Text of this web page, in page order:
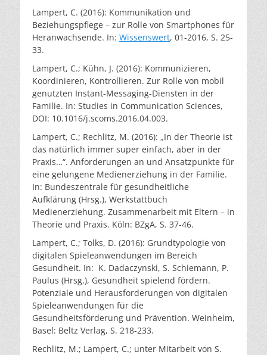
Lampert, C. (2016): Kommunikation und
Beziehungspflege – zur Rolle von Smartphones für
Heranwachsende. In: Wissenswert, 01-2016, S. 25-
33.
Lampert, C.; Kühn, J. (2016): Kommunizieren,
Koordinieren, Kontrollieren. Zur Rolle von mobil
genutzten Instant-Messaging-Diensten in der
Familie. In: Studies in Communication Sciences,
DOI: 10.1016/j.scoms.2016.04.003.
Lampert, C.; Rechlitz, M. (2016): „In der Theorie ist
das natürlich immer super einfach, aber in der
Praxis…“. Anforderungen an und Ansatzpunkte für
eine gelungene Medienerziehung in der Familie.
In: Bundeszentrale für gesundheitliche
Aufklärung (Hrsg.), Werkstattbuch
Medienerziehung. Zusammenarbeit mit Eltern – in
Theorie und Praxis. Köln: BZgA, S. 37-46.
Lampert, C.; Tolks, D. (2016): Grundtypologie von
digitalen Spieleanwendungen im Bereich
Gesundheit. In: K. Dadaczynski, S. Schiemann, P.
Paulus (Hrsg.), Gesundheit spielend fördern.
Potenziale und Herausforderungen von digitalen
Spieleanwendungen für die
Gesundheitsförderung und Prävention. Weinheim,
Basel: Beltz Verlag, S. 218-233.
Rechlitz, M.; Lampert, C.; unter Mitarbeit von S.